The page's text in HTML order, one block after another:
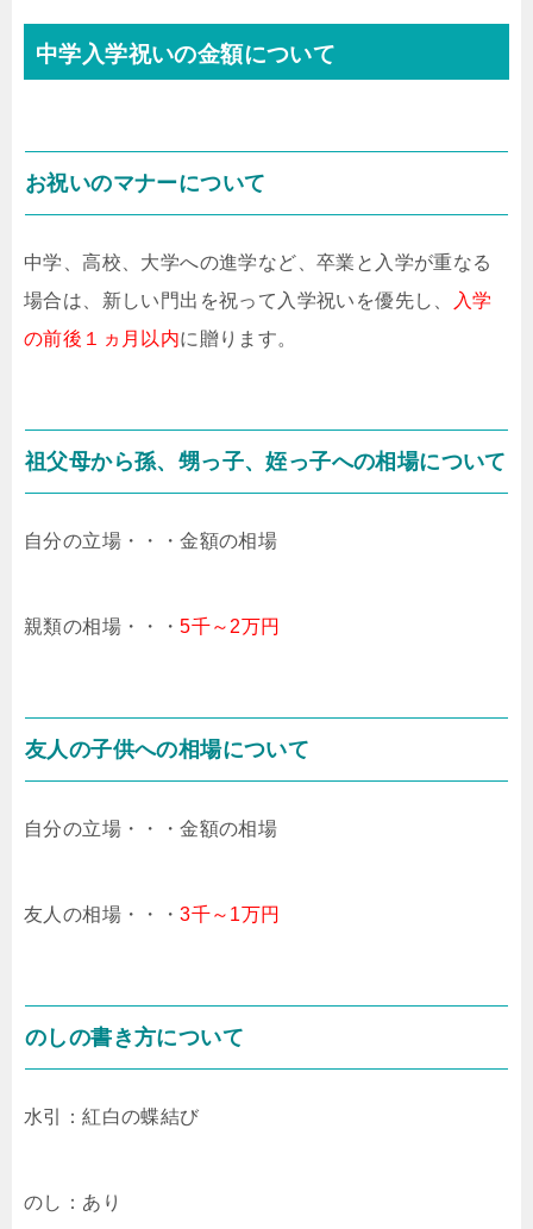
中学入学祝いの金額について
お祝いのマナーについて
中学、高校、大学への進学など、卒業と入学が重なる
場合は、新しい門出を祝って入学祝いを優先し、
入学
の前後１ヵ月以内に贈ります。
祖父母から孫、甥っ子、姪っ子への相場について
自分の立場・・・金額の相場
親類の相場・・・5千～2万円
友人の子供への相場について
自分の立場・・・金額の相場
友人の相場・・・3千～1万円
のしの書き方について
水引：紅白の蝶結び
のし：あり